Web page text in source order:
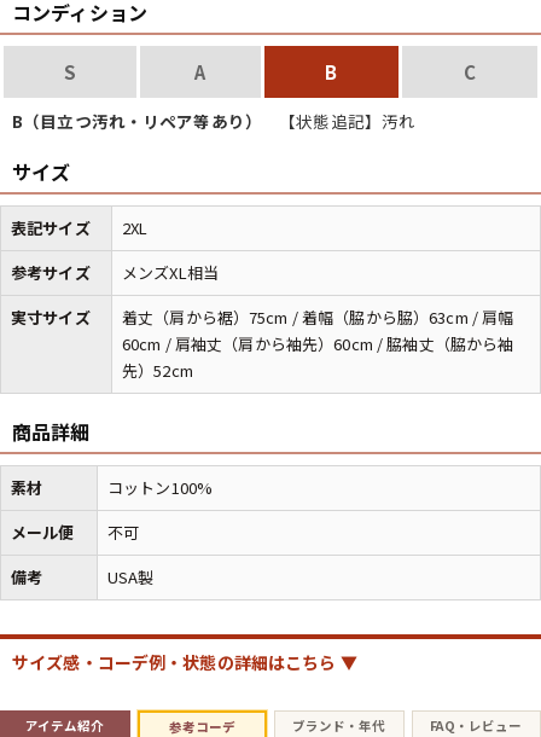
コンディション
S A B C
B（目立つ汚れ・リペア等あり） 【状態追記】汚れ
サイズ
表記サイズ
2XL
参考サイズ
メンズXL相当
実寸サイズ
着丈（肩から裾）75cm / 着幅（脇から脇）63cm / 肩幅
60cm / 肩袖丈（肩から袖先）60cm / 脇袖丈（脇から袖
先）52cm
商品詳細
素材
コットン100%
メール便
不可
備考
USA製
サイズ感・コーデ例・状態の詳細はこちら ▼
アイテム紹介 参考コーデ ブランド・年代 FAQ・レビュー